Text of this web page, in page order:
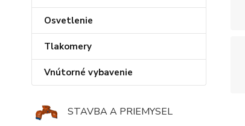
Osvetlenie
Tlakomery
Vnútorné vybavenie
STAVBA A PRIEMYSEL